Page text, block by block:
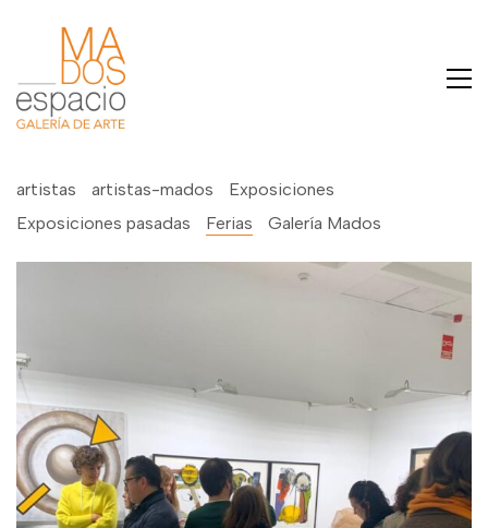
artistas artistas-mados
Exposiciones
Exposiciones pasadas
Ferias Galería Mados